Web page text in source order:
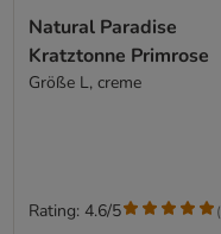
Natural Paradise
Kratztonne Primrose
Größe L, creme
Rating: 4.6/5 (